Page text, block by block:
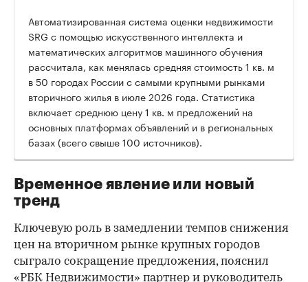
00:00 / 00:00
Автоматизированная система оценки недвижимости
SRG с помощью искусственного интеллекта и
математических алгоритмов машинного обучения
рассчитала, как менялась средняя стоимость 1 кв. м
в 50 городах России с самыми крупными рынками
вторичного жилья в июле 2026 года. Статистика
включает среднюю цену 1 кв. м предложений на
основных платформах объявлений и в региональных
базах (всего свыше 100 источников).
Временное явление или новый
тренд
Ключевую роль в замедлении темпов снижения
цен на вторичном рынке крупных городов
сыграло сокращение предложения, пояснил
«РБК Недвижимости» партнер и руководитель